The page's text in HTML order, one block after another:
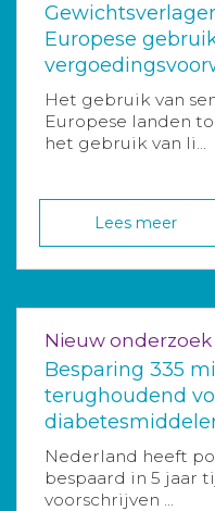
Europese
Het gebruik van
Europese landen
het gebruik van li...
Lees meer
Nieuw onderzoek
Besparing 335
terughoudend
Nederland heeft
bespaard in 5 jaar
voorschrijven ...